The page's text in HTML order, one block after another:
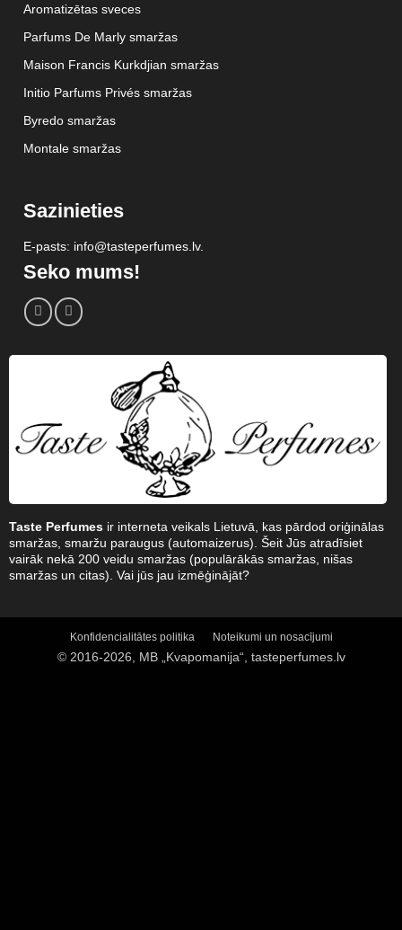
Aromatizētas sveces
Parfums De Marly smaržas
Maison Francis Kurkdjian smaržas
Initio Parfums Privés smaržas
Byredo smaržas
Montale smaržas
Sazinieties
E-pasts: info@tasteperfumes.lv.
Seko mums!
Taste Perfumesir interneta veikals Lietuvā, kas pārdod oriģinālas
smaržas, smaržu paraugus (automaizerus). Šeit Jūs atradīsiet
vairāk nekā 200 veidu smaržas (populārākās smaržas, nišas
smaržas un citas). Vai jūs jau izmēģinājāt?
Konfidencialitātes politika Noteikumi un nosacījumi
© 2016-2026, MB „Kvapomanija“, tasteperfumes.lv